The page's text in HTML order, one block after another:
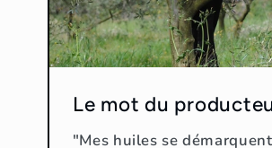
Le mot du
"Mes huiles se